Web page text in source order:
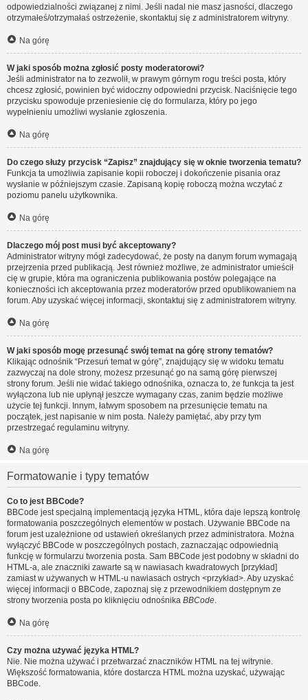
odpowiedzialności związanej z nimi. Jeśli nadal nie masz jasności, dlaczego
otrzymałeś/otrzymałaś ostrzeżenie, skontaktuj się z administratorem witryny.
Na górę
W jaki sposób można zgłosić posty moderatorowi?
Jeśli administrator na to zezwolił, w prawym górnym rogu treści posta, który
chcesz zgłosić, powinien być widoczny odpowiedni przycisk. Naciśnięcie tego
przycisku spowoduje przeniesienie cię do formularza, który po jego
wypełnieniu umożliwi wysłanie zgłoszenia.
Na górę
Do czego służy przycisk “Zapisz” znajdujący się w oknie tworzenia tematu?
Funkcja ta umożliwia zapisanie kopii roboczej i dokończenie pisania oraz
wysłanie w późniejszym czasie. Zapisaną kopię roboczą można wczytać z
poziomu panelu użytkownika.
Na górę
Dlaczego mój post musi być akceptowany?
Administrator witryny mógł zadecydować, że posty na danym forum wymagają
przejrzenia przed publikacją. Jest również możliwe, że administrator umieścił
cię w grupie, która ma ograniczenia publikowania postów polegające na
konieczności ich akceptowania przez moderatorów przed opublikowaniem na
forum. Aby uzyskać więcej informacji, skontaktuj się z administratorem witryny.
Na górę
W jaki sposób mogę przesunąć swój temat na górę strony tematów?
Klikając odnośnik “Przesuń temat w górę”, znajdujący się w widoku tematu
zazwyczaj na dole strony, możesz przesunąć go na samą górę pierwszej
strony forum. Jeśli nie widać takiego odnośnika, oznacza to, że funkcja ta jest
wyłączona lub nie upłynął jeszcze wymagany czas, zanim będzie możliwe
użycie tej funkcji. Innym, łatwym sposobem na przesunięcie tematu na
początek, jest napisanie w nim posta. Należy pamiętać, aby przy tym
przestrzegać regulaminu witryny.
Na górę
Formatowanie i typy tematów
Co to jest BBCode?
BBCode jest specjalną implementacją języka HTML, która daje lepszą kontrolę
formatowania poszczególnych elementów w postach. Używanie BBCode na
forum jest uzależnione od ustawień określanych przez administratora. Można
wyłączyć BBCode w poszczególnych postach, zaznaczając odpowiednią
funkcję w formularzu tworzenia posta. Sam BBCode jest podobny w składni do
HTML-a, ale znaczniki zawarte są w nawiasach kwadratowych [przykład]
zamiast w używanych w HTML-u nawiasach ostrych <przykład>. Aby uzyskać
więcej informacji o BBCode, zapoznaj się z przewodnikiem dostępnym ze
strony tworzenia posta po kliknięciu odnośnika BBCode.
Na górę
Czy można używać języka HTML?
Nie. Nie można używać i przetwarzać znaczników HTML na tej witrynie.
Większość formatowania, które dostarcza HTML można uzyskać, używając
BBCode.